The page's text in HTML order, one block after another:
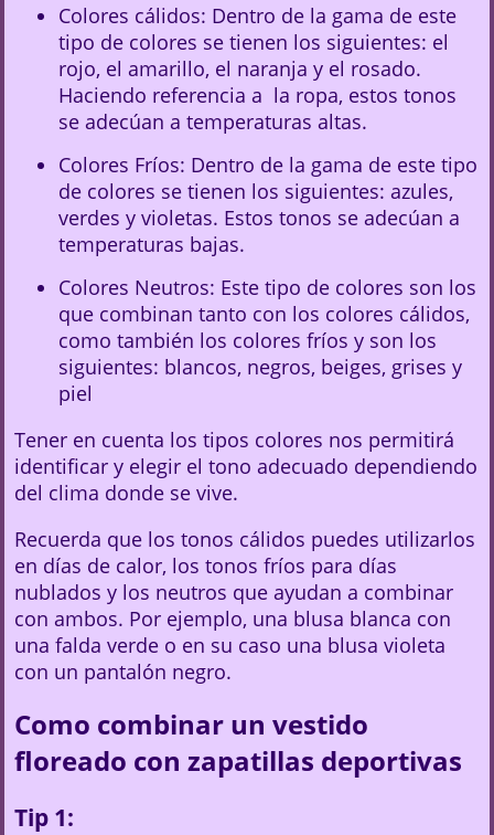
Colores cálidos: Dentro de la gama de este
tipo de colores se tienen los siguientes: el
rojo, el amarillo, el naranja y el rosado.
Haciendo referencia a la ropa, estos tonos
se adecúan a temperaturas altas.
Colores Fríos: Dentro de la gama de este tipo
de colores se tienen los siguientes: azules,
verdes y violetas. Estos tonos se adecúan a
temperaturas bajas.
Colores Neutros: Este tipo de colores son los
que combinan tanto con los colores cálidos,
como también los colores fríos y son los
siguientes: blancos, negros, beiges, grises y
piel
Tener en cuenta los tipos colores nos permitirá
identificar y elegir el tono adecuado dependiendo
del clima donde se vive.
Recuerda que los tonos cálidos puedes utilizarlos
en días de calor, los tonos fríos para días
nublados y los neutros que ayudan a combinar
con ambos. Por ejemplo, una blusa blanca con
una falda verde o en su caso una blusa violeta
con un pantalón negro.
Como combinar un vestido
floreado con zapatillas deportivas
Tip 1: